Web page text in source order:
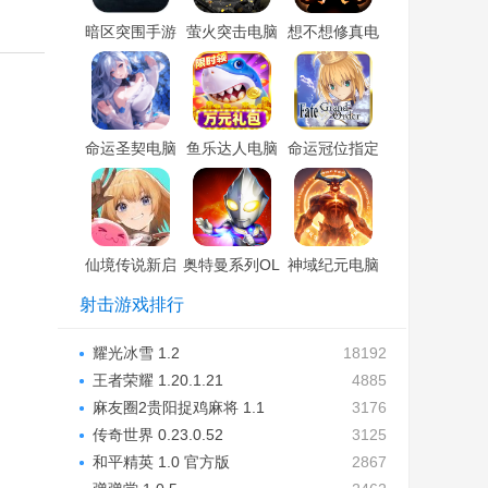
暗区突围手游
电脑版「含模
拟器」
萤火突击电脑
版「含模拟
器」
想不想修真电
脑版「含模拟
器」
命运圣契电脑
版「含模拟
器」
鱼乐达人电脑
版「含模拟
器」
命运冠位指定
手游电脑版
「含模拟器」
仙境传说新启
航电脑版「含
模拟器」
奥特曼系列OL
神域纪元电脑
射击游戏排行
18192
耀光冰雪 1.2
4885
王者荣耀 1.20.1.21
3176
麻友圈2贵阳捉鸡麻将 1.1
3125
传奇世界 0.23.0.52
2867
和平精英 1.0 官方版